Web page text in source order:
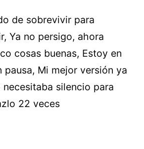
de sobrevivir para
Ya no persigo, ahora
cosas buenas, Estoy en
pausa, Mi mejor versión ya
silencio para
22 veces